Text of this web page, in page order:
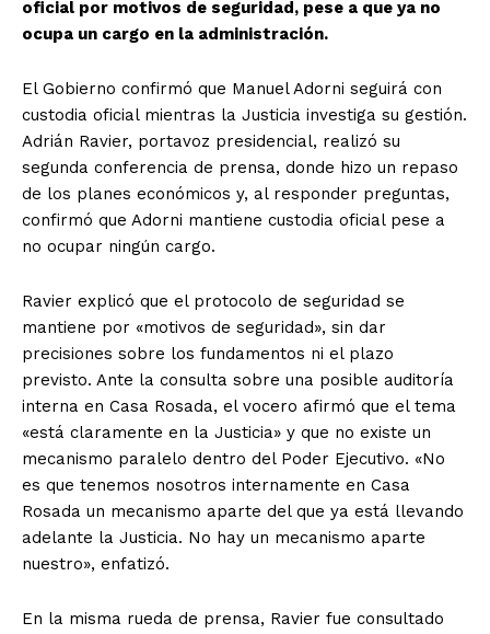
oficial por motivos de seguridad, pese a que ya no
ocupa un cargo en la administración.
El Gobierno confirmó que Manuel Adorni seguirá con
custodia oficial mientras la Justicia investiga su gestión.
Adrián Ravier, portavoz presidencial, realizó su
segunda conferencia de prensa, donde hizo un repaso
de los planes económicos y, al responder preguntas,
confirmó que Adorni mantiene custodia oficial pese a
no ocupar ningún cargo.
Ravier explicó que el protocolo de seguridad se
mantiene por «motivos de seguridad», sin dar
precisiones sobre los fundamentos ni el plazo
previsto. Ante la consulta sobre una posible auditoría
interna en Casa Rosada, el vocero afirmó que el tema
«está claramente en la Justicia» y que no existe un
mecanismo paralelo dentro del Poder Ejecutivo. «No
es que tenemos nosotros internamente en Casa
Rosada un mecanismo aparte del que ya está llevando
adelante la Justicia. No hay un mecanismo aparte
nuestro», enfatizó.
En la misma rueda de prensa, Ravier fue consultado